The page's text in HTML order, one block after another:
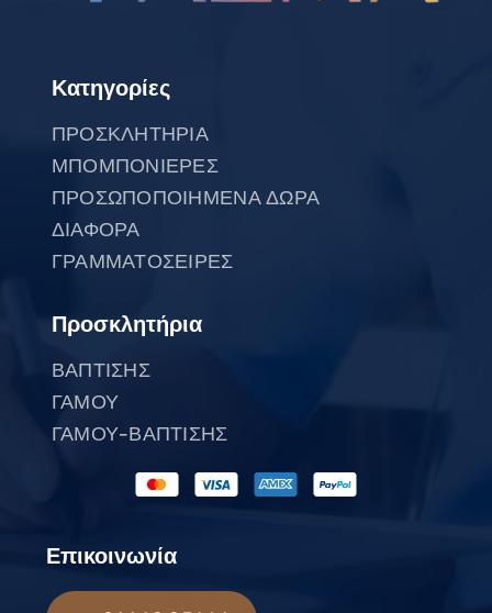
Κατηγορίες
ΠΡΟΣΚΛΗΤΗΡΙΑ
ΜΠΟΜΠΟΝΙΕΡΕΣ
ΠΡΟΣΩΠΟΠΟΙΗΜΕΝΑ ΔΩΡΑ
ΔΙΑΦΟΡΑ
ΓΡΑΜΜΑΤΟΣΕΙΡΕΣ
Προσκλητήρια
ΒΑΠΤΙΣΗΣ
ΓΑΜΟΥ
ΓΑΜΟΥ-ΒΑΠΤΙΣΗΣ
Επικοινωνία